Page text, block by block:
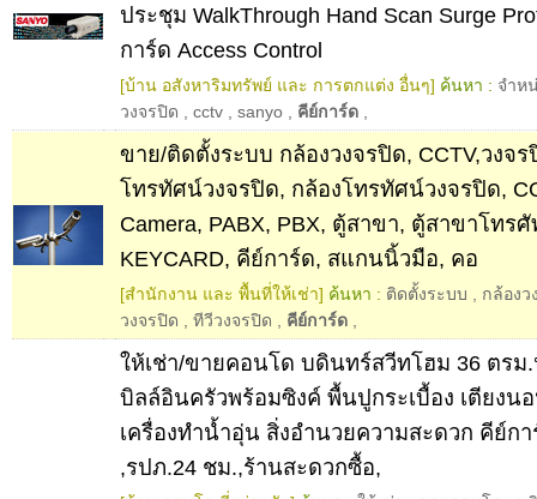
ประชุม WalkThrough Hand Scan Surge
การ์ด Access Control
[บ้าน อสังหาริมทรัพย์ และ การตกแต่ง อื่นๆ] ค้นหา : จำห
วงจรปิด
cctv sanyo คีย์การ์ด
ขาย/ติดตั้งระบบ กล้องวงจรปิด, CCTV,วงจ
โทรทัศน์วงจรปิด, กล้องโทรทัศน์วงจรปิด,
Camera, PABX, PBX, ตู้สาขา, ตู้สาขาโทร
KEYCARD, คีย์การ์ด, สแกนนิ้วมือ, คอ
[สำนักงาน และ พื้นที่ให้เช่า] ค้นหา : ติดตั้งระบบ
กล้องว
วงจรปิด
ทีวีวงจรปิด คีย์การ์ด
ให้เช่า/ขายคอนโด บดินทร์สวีทโฮม 36 ตรม
บิลล์อินครัวพร้อมซิงค์ พื้นปูกระเบื้อง เตียงน
เครื่องทำน้ำอุ่น สิ่งอำนวยความสะดวก คีย์ก
,รปภ.24 ชม.,ร้านสะดวกซื้อ,